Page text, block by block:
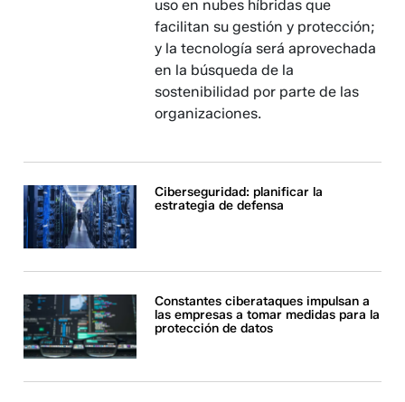
uso en nubes híbridas que
facilitan su gestión y protección;
y la tecnología será aprovechada
en la búsqueda de la
sostenibilidad por parte de las
organizaciones.
Ciberseguridad: planificar la
estrategia de defensa
Constantes ciberataques impulsan a
las empresas a tomar medidas para la
protección de datos